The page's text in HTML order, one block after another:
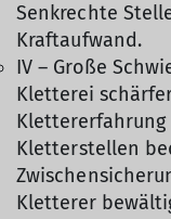
Senkrechte
Kraftaufwand.
IV – Große
Kletterei
Klettererfahrung
Kletterstellen
Kletterer